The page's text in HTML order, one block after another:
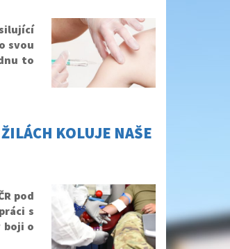
svou
to
KOLUJE NAŠE
pod
s
boji o